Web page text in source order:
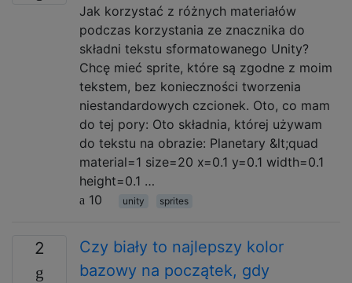
Jak korzystać z różnych materiałów
podczas korzystania ze znacznika do
składni tekstu sformatowanego Unity?
Chcę mieć sprite, które są zgodne z moim
tekstem, bez konieczności tworzenia
niestandardowych czcionek. Oto, co mam
do tej pory: Oto składnia, której używam
do tekstu na obrazie: Planetary &lt;quad
material=1 size=20 x=0.1 y=0.1 width=0.1
height=0.1 …
10
unity sprites
2
Czy biały to najlepszy kolor
bazowy na początek, gdy